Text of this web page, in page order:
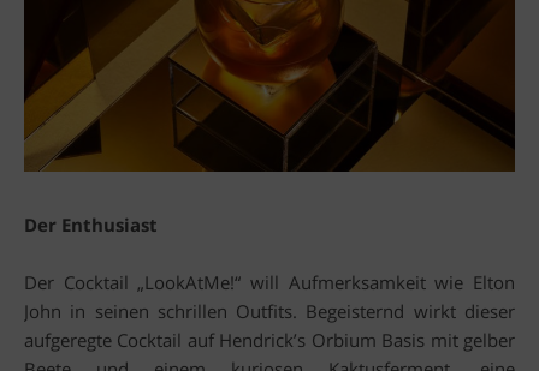
Der Enthusiast
Der Cocktail „LookAtMe!“ will Aufmerksamkeit wie Elton
John in seinen schrillen Outfits. Begeisternd wirkt dieser
aufgeregte Cocktail auf Hendrick’s Orbium Basis mit gelber